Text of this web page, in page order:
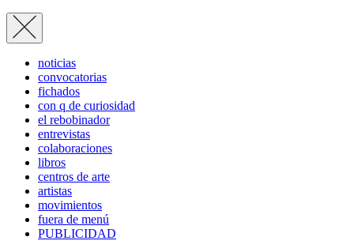
noticias
convocatorias
fichados
con q de curiosidad
el rebobinador
entrevistas
colaboraciones
libros
centros de arte
artistas
movimientos
fuera de menú
PUBLICIDAD